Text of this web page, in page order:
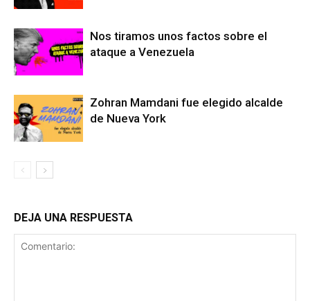
Nos tiramos unos factos sobre el
ataque a Venezuela
Zohran Mamdani fue elegido alcalde
de Nueva York
DEJA UNA RESPUESTA